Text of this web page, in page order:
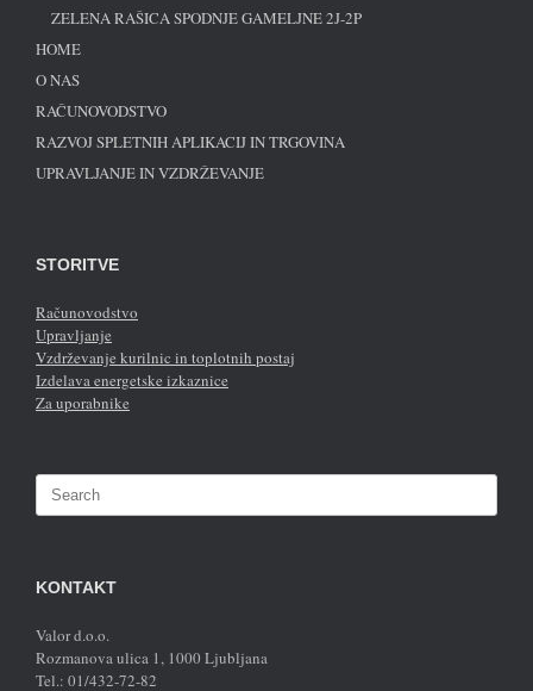
ZELENA RAŠICA SPODNJE GAMELJNE 2J-2P
HOME
O NAS
RAČUNOVODSTVO
RAZVOJ SPLETNIH APLIKACIJ IN TRGOVINA
UPRAVLJANJE IN VZDRŽEVANJE
STORITVE
Računovodstvo
Upravljanje
Vzdrževanje kurilnic in toplotnih postaj
Izdelava energetske izkaznice
Za uporabnike
Search
for:
KONTAKT
Valor d.o.o.
Rozmanova ulica 1, 1000 Ljubljana
Tel.: 01/432-72-82